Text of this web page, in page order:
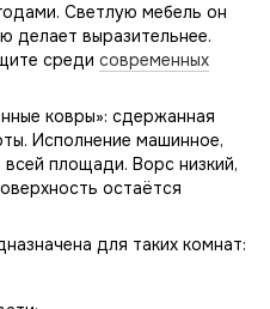
Светлую мебель он
делает выразительнее.
среди современных
ковры»: сдержанная
Исполнение машинное,
площади. Ворс низкий,
остаётся
для таких комнат: